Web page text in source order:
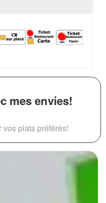
mes envies!
plats préférés!